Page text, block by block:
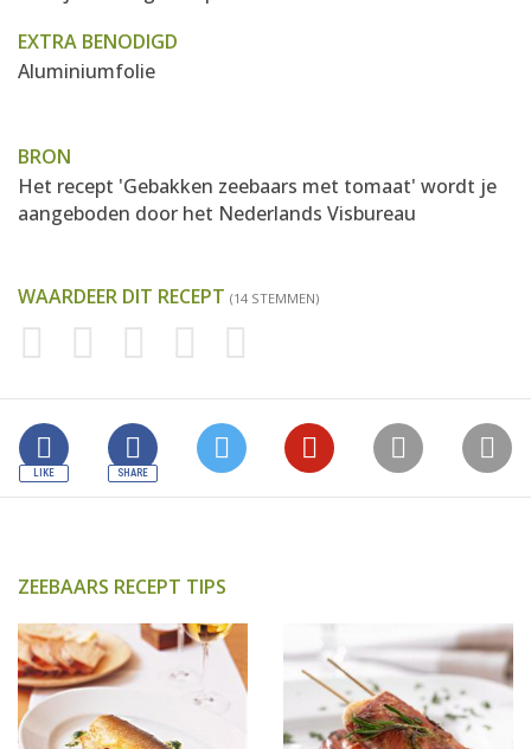
EXTRA BENODIGD
Aluminiumfolie
BRON
Het recept 'Gebakken zeebaars met tomaat' wordt je
aangeboden door het Nederlands Visbureau
WAARDEER DIT RECEPT (14 STEMMEN)
ZEEBAARS RECEPT TIPS